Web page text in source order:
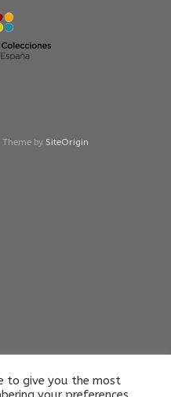
Theme by SiteOrigin
to give you the most